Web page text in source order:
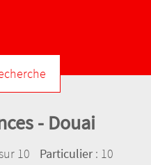
- Douai
10 Particulier: 10